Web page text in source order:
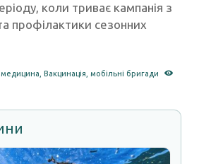
коли триває кампанія з
профілактики сезонних
,медицина ,Вакцинація ,мобільні бригади